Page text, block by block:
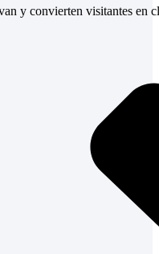
y convierten visitantes en